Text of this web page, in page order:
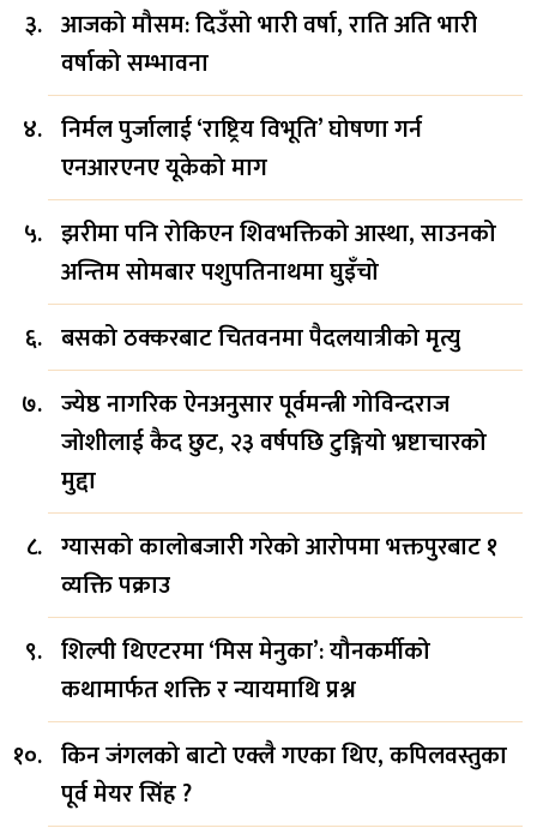
आजको मौसम: दिउँसो भारी वर्षा, राति अति भारी
वर्षाको सम्भावना
निर्मल पुर्जालाई ‘राष्ट्रिय विभूति’ घोषणा गर्न
एनआरएनए यूकेको माग
झरीमा पनि रोकिएन शिवभक्तिको आस्था, साउनको
अन्तिम सोमबार पशुपतिनाथमा घुइँचो
बसको ठक्करबाट चितवनमा पैदलयात्रीको मृत्यु
ज्येष्ठ नागरिक ऐनअनुसार पूर्वमन्त्री गोविन्दराज
जोशीलाई कैद छुट, २३ वर्षपछि टुङ्गियो भ्रष्टाचारको
मुद्दा
ग्यासको कालोबजारी गरेको आरोपमा भक्तपुरबाट १
व्यक्ति पक्राउ
शिल्पी थिएटरमा ‘मिस मेनुका’: यौनकर्मीको
कथामार्फत शक्ति र न्यायमाथि प्रश्न
किन जंगलको बाटो एक्लै गएका थिए, कपिलवस्तुका
पूर्व मेयर सिंह ?